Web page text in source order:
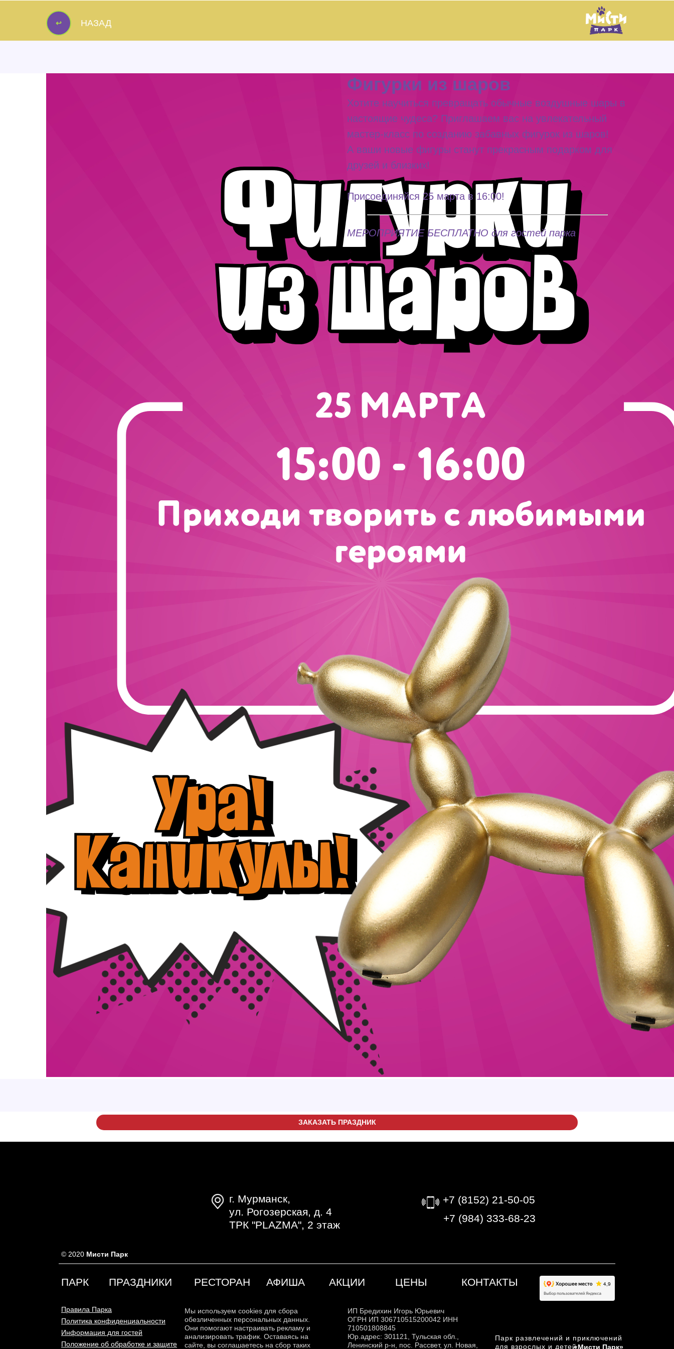
↩ НАЗАД
↩
Фигурки из шаров
Хотите научиться превращать обычные воздушные шары в
настоящие чудеса? Приглашаем вас на увлекательный
мастер-класс по созданию забавных фигурок из шаров!
А ваши новые фигуры станут прекрасным подарком для
друзей и близких!
Присоединяйся 25 марта в 16:00!
МЕРОПРИЯТИЕ БЕСПЛАТНО для гостей парка
ЗАКАЗАТЬ ПРАЗДНИК
г. Мурманск,
ул. Рогозерская, д. 4
ТРК "PLAZMA", 2 этаж
+7 (8152) 21-50-05
‎+7 (984) 333-68-23
© 2020 Мисти Парк
ИП Бредихин Игорь Юрьевич
ОГРН ИП 306710515200042 ИНН
710501808845
Юр.адрес: 301121, Тульская обл.,
Ленинский р-н, пос. Рассвет, ул. Новая,
Парк развлечений и приключений
для взрослых и детей
Мы используем cookies для сбора
обезличенных персональных данных.
Они помогают настраивать рекламу и
анализировать трафик. Оставаясь на
сайте, вы соглашаетесь на сбор таких
«Мисти Парк»
ПАРК ПРАЗДНИКИ РЕСТОРАН ЦЕНЫ КОНТАКТЫ
АФИША АКЦИИ
Правила Парка
Политика конфиденциальности
Информация для гостей
Положение об обработке и защите